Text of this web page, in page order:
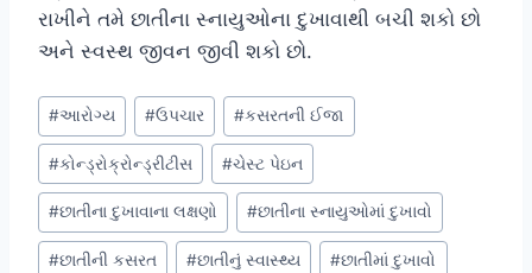
રાખીને તમે છાતીના સ્નાયુઓના દુખાવાથી બચી શકો છો
અને સ્વસ્થ જીવન જીવી શકો છો.
Post
Tags:
#આરોગ્ય #ઉપચાર #કસરતની ઈજા
#કોન્ડ્રોક્રોન્ડ્રીટીસ #ચેસ્ટ પેઇન
#છાતીના દુખાવાના લક્ષણો #છાતીના સ્નાયુઓમાં દુખાવો
#છાતીની કસરત #છાતીનું સ્વાસ્થ્ય #છાતીમાં દુખાવો